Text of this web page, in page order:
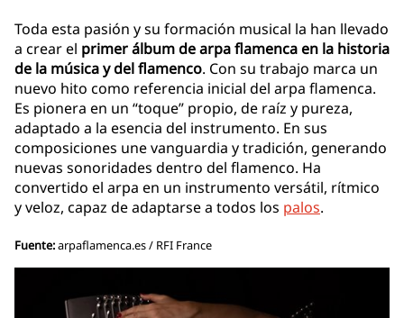
Toda esta pasión y su formación musical la han llevado
a crear el primer álbum de arpa flamenca en la historia
de la música y del flamenco. Con su trabajo marca un
nuevo hito como referencia inicial del arpa flamenca.
Es pionera en un “toque” propio, de raíz y pureza,
adaptado a la esencia del instrumento. En sus
composiciones une vanguardia y tradición, generando
nuevas sonoridades dentro del flamenco. Ha
convertido el arpa en un instrumento versátil, rítmico
y veloz, capaz de adaptarse a todos los palos.
Fuente:arpaflamenca.es / RFI France